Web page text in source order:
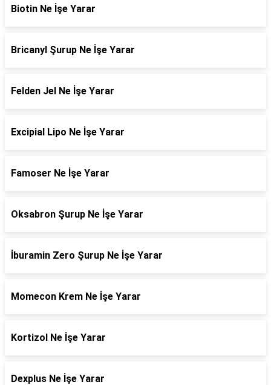
Biotin Ne İşe Yarar
Bricanyl Şurup Ne İşe Yarar
Felden Jel Ne İşe Yarar
Excipial Lipo Ne İşe Yarar
Famoser Ne İşe Yarar
Oksabron Şurup Ne İşe Yarar
İburamin Zero Şurup Ne İşe Yarar
Momecon Krem Ne İşe Yarar
Kortizol Ne İşe Yarar
Dexplus Ne İşe Yarar